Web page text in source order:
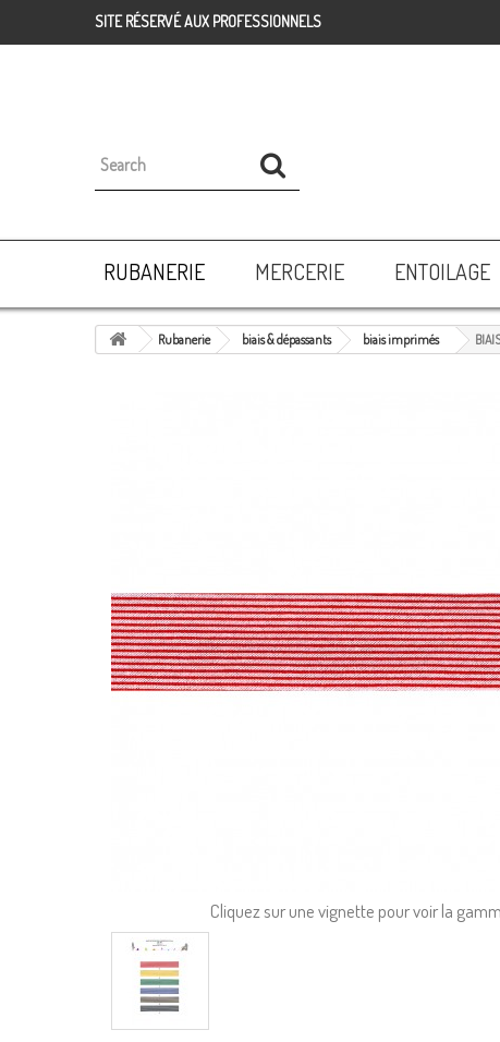
SITE RÉSERVÉ AUX PROFESSIONNELS
RUBANERIE MERCERIE ENTOILAGE
Rubanerie biais & dépassants biais imprimés
Cliquez sur une vignette pour voir la